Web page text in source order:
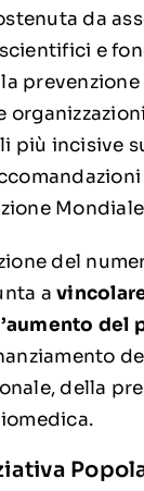
da
e
prevenzione
più incisive
del
a
del
della